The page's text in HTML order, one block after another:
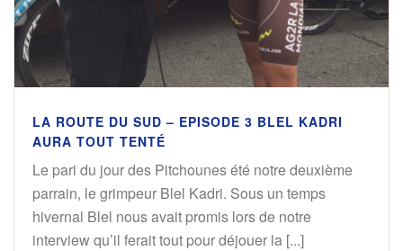
LA ROUTE DU SUD – EPISODE 3 BLEL KADRI
AURA TOUT TENTÉ
Le pari du jour des Pitchounes été notre deuxième
parrain, le grimpeur Blel Kadri. Sous un temps
hivernal Blel nous avait promis lors de notre
interview qu’il ferait tout pour déjouer la [...]